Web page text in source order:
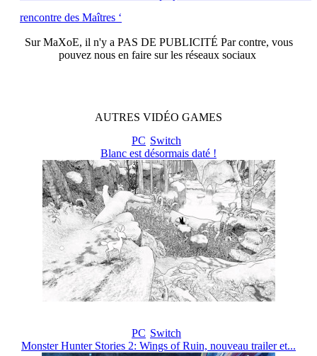
rencontre des Maîtres ‘
SurMaXoE, il n'y a PAS DE PUBLICITÉ Par contre, vous
pouvez nous en faire sur les réseaux sociaux
AUTRES VIDÉO GAMES
PC Switch
Blanc est désormais daté !
PC Switch
Monster Hunter Stories 2: Wings of Ruin, nouveau trailer et...